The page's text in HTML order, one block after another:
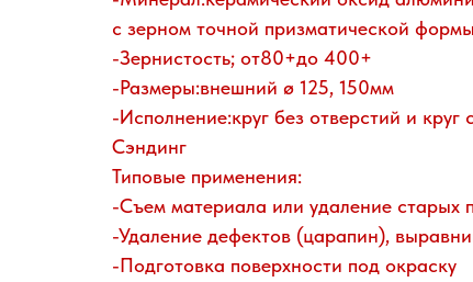
с зерном точной призматической формы
-Зернистость; от80+до 400+
-Размеры:внешний ø 125, 150мм
-Исполнение:круг без отверстий и
Сэндинг
Типовые применения:
-Съем материала или удаление старых
-Удаление дефектов (царапин),
-Подготовка поверхности под окраску